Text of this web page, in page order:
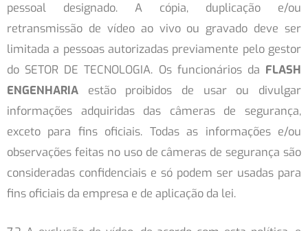
pessoal designado. A cópia, duplicação e/ou
retransmissão de vídeo ao vivo ou gravado deve ser
limitada a pessoas autorizadas previamente pelo gestor
do SETOR DE TECNOLOGIA. Os funcionários da FLASH
ENGENHARIA estão proibidos de usar ou divulgar
informações adquiridas das câmeras de segurança,
exceto para fins oficiais. Todas as informações e/ou
observações feitas no uso de câmeras de segurança são
consideradas confidenciais e só podem ser usadas para
fins oficiais da empresa e de aplicação da lei.